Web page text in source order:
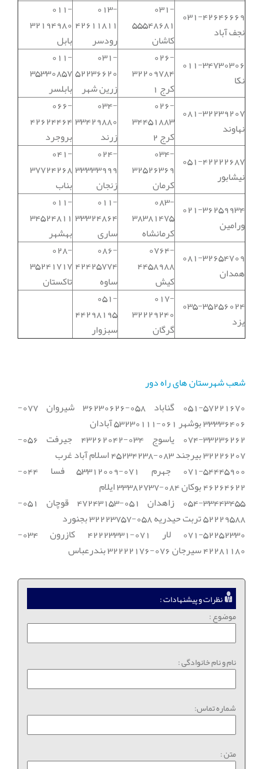
031-42646669
نجف آباد
031-
55548681
کاشان
013-
42611811
رودسر
011-
32194980
بابل
011-34730306
نکا
026-
32209784
کرج 1
031-
52236620
زرین شهر
011-
35330857
بابلسر
081-32239207
نهاوند
026-
34451883
کرج 2
034-
33429880
زرند
066-
42624464
بروجرد
051-42222687
نیشابور
034-
32526369
کرمان
024-
33333999
زنجان
041-
37724268
بناب
021-36259934
ورامین
083-
38381475
کرمانشاه
011-
33324864
ساری
011-
34524811
بهشهر
081-32654709
همدان
0764-
4458988
کیش
086-
42425774
ساوه
028-
35241717
تاکستان
035-35256024
یزد
017-
32229240
گرگان
051-
44298195
سبزوار
شعب شهرستان های راه دور
051-57221670 گناباد 058-36230626 شیروان 077-
33336406 بوشهر 061-53230111 آبادان
074-33236262 یاسوج 034-43262042 جیرفت 056-
32226207 بیرجند 083-45234238 اسلام آباد غرب
071-54445900 جهرم 071-53312009 فسا 044-
46264622 بوکان 084-33382737 ایلام
054-33443455 زاهدان 051-47243153 قوچان 051-
52229588 تربت حیدریه 058-32223757 بجنورد
071-52252330 لار 071-42223331 کازرون 034-
42281180 سیرجان 076-32222176 بندرعباس
نظرات و پیشنهادات :
موضوع :
نام و نام خانوادگی :
شماره تماس:
متن :